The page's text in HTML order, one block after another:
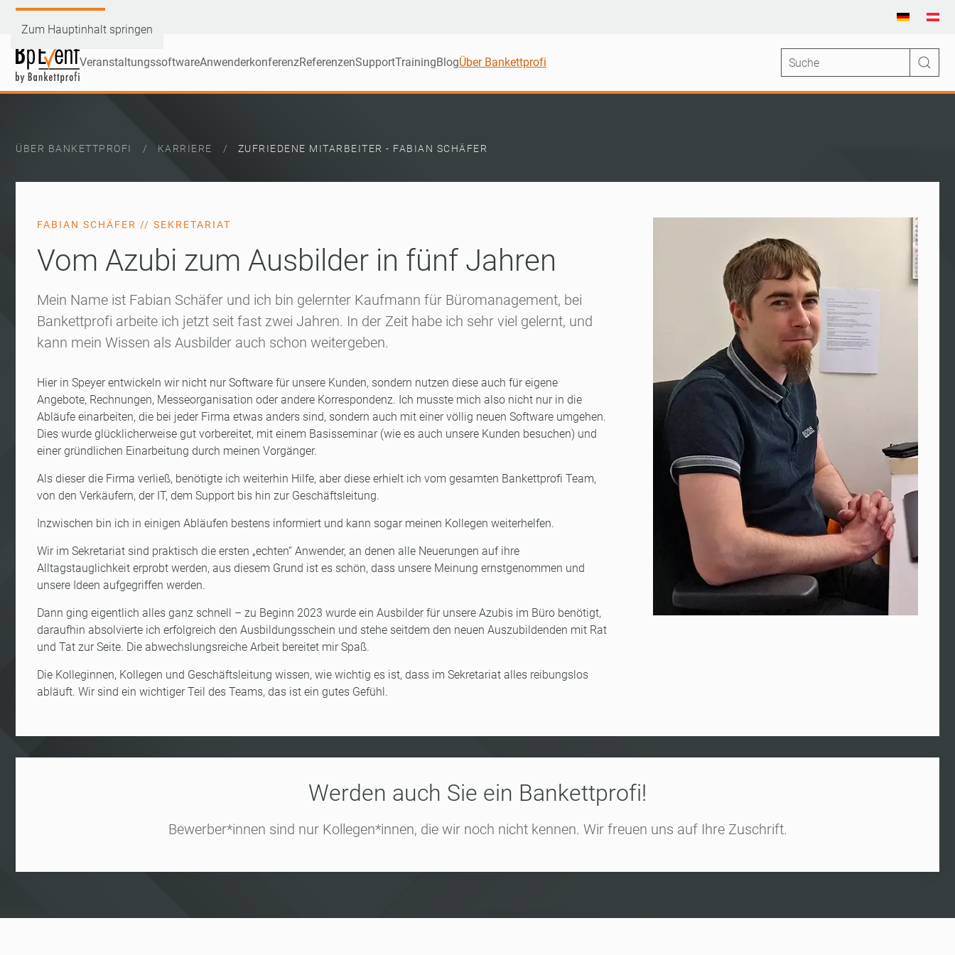
Zum Hauptinhalt springen
VeranstaltungssoftwareAnwenderkonferenzReferenzenSupportTrainingBlogÜber Bankettprofi
ÜBER BANKETTPROFI KARRIERE ZUFRIEDENE MITARBEITER - FABIAN SCHÄFER
FABIAN SCHÄFER // SEKRETARIAT
Vom Azubi zum Ausbilder in fünf Jahren
Mein Name ist Fabian Schäfer und ich bin gelernter Kaufmann für Büromanagement, bei
Bankettprofi arbeite ich jetzt seit fast zwei Jahren. In der Zeit habe ich sehr viel gelernt, und
kann mein Wissen als Ausbilder auch schon weitergeben.
Hier in Speyer entwickeln wir nicht nur Software für unsere Kunden, sondern nutzen diese auch für eigene
Angebote, Rechnungen, Messeorganisation oder andere Korrespondenz. Ich musste mich also nicht nur in die
Abläufe einarbeiten, die bei jeder Firma etwas anders sind, sondern auch mit einer völlig neuen Software umgehen.
Dies wurde glücklicherweise gut vorbereitet, mit einem Basisseminar (wie es auch unsere Kunden besuchen) und
einer gründlichen Einarbeitung durch meinen Vorgänger.
Als dieser die Firma verließ, benötigte ich weiterhin Hilfe, aber diese erhielt ich vom gesamten Bankettprofi Team,
von den Verkäufern, der IT, dem Support bis hin zur Geschäftsleitung.
Inzwischen bin ich in einigen Abläufen bestens informiert und kann sogar meinen Kollegen weiterhelfen.
Wir im Sekretariat sind praktisch die ersten „echten“ Anwender, an denen alle Neuerungen auf ihre
Alltagstauglichkeit erprobt werden, aus diesem Grund ist es schön, dass unsere Meinung ernstgenommen und
unsere Ideen aufgegriffen werden.
Dann ging eigentlich alles ganz schnell – zu Beginn 2023 wurde ein Ausbilder für unsere Azubis im Büro benötigt,
daraufhin absolvierte ich erfolgreich den Ausbildungsschein und stehe seitdem den neuen Auszubildenden mit Rat
und Tat zur Seite. Die abwechslungsreiche Arbeit bereitet mir Spaß.
Die Kolleginnen, Kollegen und Geschäftsleitung wissen, wie wichtig es ist, dass im Sekretariat alles reibungslos
abläuft. Wir sind ein wichtiger Teil des Teams, das ist ein gutes Gefühl.
Werden auch Sie ein Bankettprofi!
Bewerber*innen sind nur Kollegen*innen, die wir noch nicht kennen. Wir freuen uns auf Ihre Zuschrift.